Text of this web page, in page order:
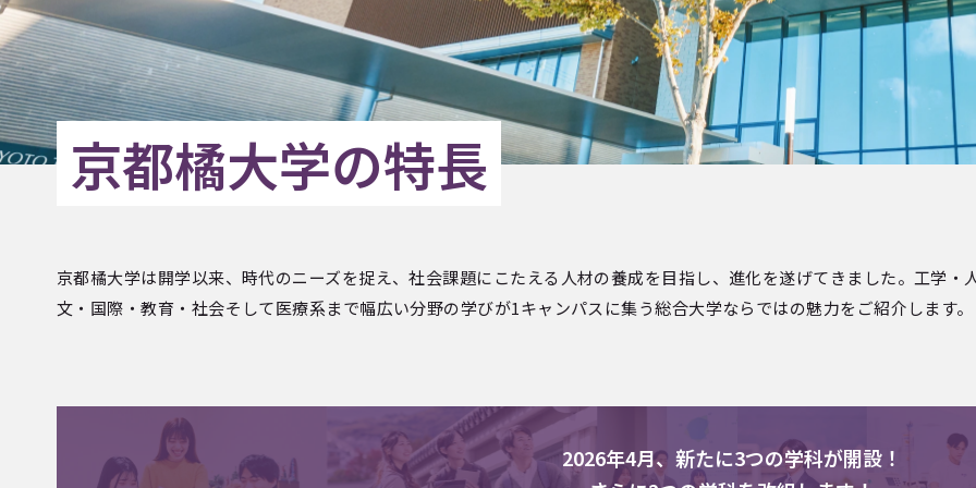
京都橘大学の特長
京都橘大学は開学以来、時代のニーズを捉え、社会課題にこたえる人材の養成を目指し、進化を遂げてきました。工学・
文・国際・教育・社会そして医療系まで幅広い分野の学びが1キャンパスに集う総合大学ならではの魅力をご紹介します。
2026年4月、新たに3つの学科が開設！